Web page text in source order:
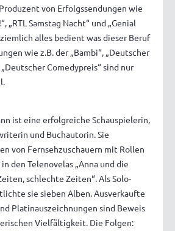
von Erfolgssendungen wie
„RTL Samstag Nacht“ und „Genial
alles bedient was dieser Beruf
wie z.B. der „Bambi“, „Deutscher
Comedypreis“ sind nur
ist eine erfolgreiche Schauspielerin,
und Buchautorin. Sie
von Fernsehzuschauern mit Rollen
den Telenovelas „Anna und die
schlechte Zeiten“. Als Solo-
sie sieben Alben. Ausverkaufte
Platinauszeichnungen sind Beweis
Vielfältigkeit. Die Folgen: